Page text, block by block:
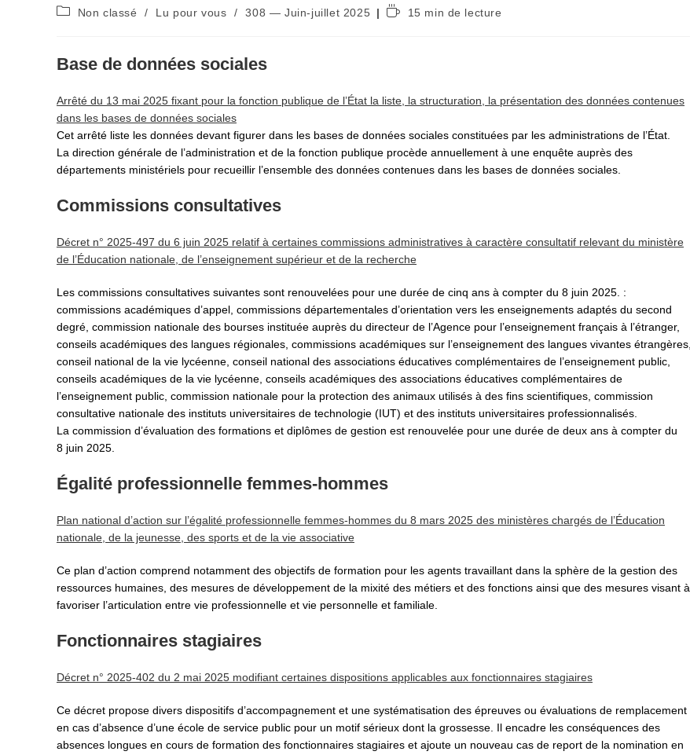
PostNon classé / Lu pour vous / 308 — Juin-juillet 2025
Temps15 min de lecture
Base de données sociales
Arrêté du 13 mai 2025 fixant pour la fonction publique de l’État la liste, la structuration, la présentation des données contenues
dans les bases de données sociales
Cet arrêté liste les données devant figurer dans les bases de données sociales constituées par les administrations de l’État.
La direction générale de l’administration et de la fonction publique procède annuellement à une enquête auprès des
départements ministériels pour recueillir l’ensemble des données contenues dans les bases de données sociales.
Commissions consultatives
Décret n° 2025-497 du 6 juin 2025 relatif à certaines commissions administratives à caractère consultatif relevant du ministère
de l’Éducation nationale, de l’enseignement supérieur et de la recherche
Les commissions consultatives suivantes sont renouvelées pour une durée de cinq ans à compter du 8 juin 2025. :
commissions académiques d’appel, commissions départementales d’orientation vers les enseignements adaptés du second
degré, commission nationale des bourses instituée auprès du directeur de l’Agence pour l’enseignement français à l’étranger,
conseils académiques des langues régionales, commissions académiques sur l’enseignement des langues vivantes étrangères,
conseil national de la vie lycéenne, conseil national des associations éducatives complémentaires de l’enseignement public,
conseils académiques de la vie lycéenne, conseils académiques des associations éducatives complémentaires de
l’enseignement public, commission nationale pour la protection des animaux utilisés à des fins scientifiques, commission
consultative nationale des instituts universitaires de technologie (IUT) et des instituts universitaires professionnalisés.
La commission d’évaluation des formations et diplômes de gestion est renouvelée pour une durée de deux ans à compter du
8 juin 2025.
Égalité professionnelle femmes-hommes
Plan national d’action sur l’égalité professionnelle femmes-hommes du 8 mars 2025 des ministères chargés de l’Éducation
nationale, de la jeunesse, des sports et de la vie associative
Ce plan d’action comprend notamment des objectifs de formation pour les agents travaillant dans la sphère de la gestion des
ressources humaines, des mesures de développement de la mixité des métiers et des fonctions ainsi que des mesures visant à
favoriser l’articulation entre vie professionnelle et vie personnelle et familiale.
Fonctionnaires stagiaires
Décret n° 2025-402 du 2 mai 2025 modifiant certaines dispositions applicables aux fonctionnaires stagiaires
Ce décret propose divers dispositifs d’accompagnement et une systématisation des épreuves ou évaluations de remplacement
en cas d’absence d’une école de service public pour un motif sérieux dont la grossesse. Il encadre les conséquences des
absences longues en cours de formation des fonctionnaires stagiaires et ajoute un nouveau cas de report de la nomination en